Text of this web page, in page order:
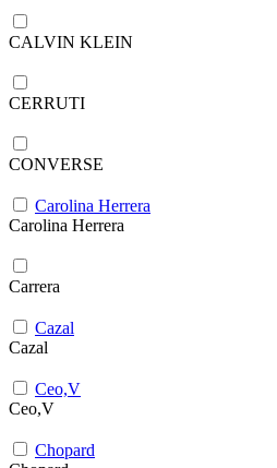
CALVIN KLEIN
CERRUTI
CONVERSE
Carolina Herrera
Carolina Herrera
Carrera
Cazal
Cazal
Ceo,V
Ceo,V
Chopard